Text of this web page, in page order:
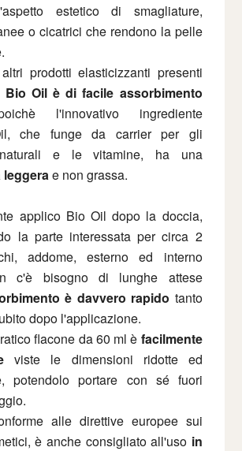
estetico di smagliature,
o cicatrici che rendono la pelle
prodotti elasticizzanti presenti
Bio Oil è di facile assorbimento
l'innovativo ingrediente
che funge da carrier per gli
e le vitamine, ha una
e non grassa.
applico Bio Oil dopo la doccia,
la parte interessata per circa 2
addome, esterno ed interno
c'è bisogno di lunghe attese
è davvero rapido tanto
dopo l'applicazione.
flacone da 60 ml è facilmente
viste le dimensioni ridotte ed
potendolo portare con sé fuori
alle direttive europee sui
è anche consigliato all'uso in